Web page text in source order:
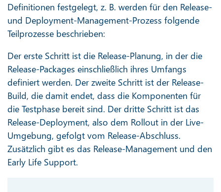
Definitionen festgelegt, z. B. werden für den Release-
und Deployment-Management-Prozess folgende
Teilprozesse beschrieben:
Der erste Schritt ist die Release-Planung, in der die
Release-Packages einschließlich ihres Umfangs
definiert werden. Der zweite Schritt ist der Release-
Build, die damit endet, dass die Komponenten für
die Testphase bereit sind. Der dritte Schritt ist das
Release-Deployment, also dem Rollout in der Live-
Umgebung, gefolgt vom Release-Abschluss.
Zusätzlich gibt es das Release-Management und den
Early Life Support.